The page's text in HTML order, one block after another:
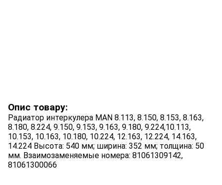
Опис товару:
Радиатор интеркулера MAN 8.113, 8.150, 8.153, 8.163,
8.180, 8.224, 9.150, 9.153, 9.163, 9.180, 9.224,10.113,
10.153, 10.163, 10.180, 10.224, 12.163, 12.224, 14.163,
14.224 Высота: 540 мм; ширина: 352 мм; толщина: 50
мм. Взаимозаменяемые номера: 81061309142,
81061300066